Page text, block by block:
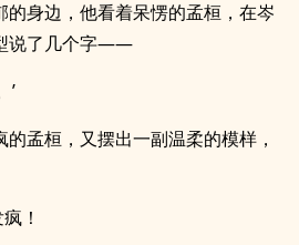
的身边，他看着呆愣的孟桓，在岑
说了几个字——
’
孟桓，又摆出一副温柔的模样，
！